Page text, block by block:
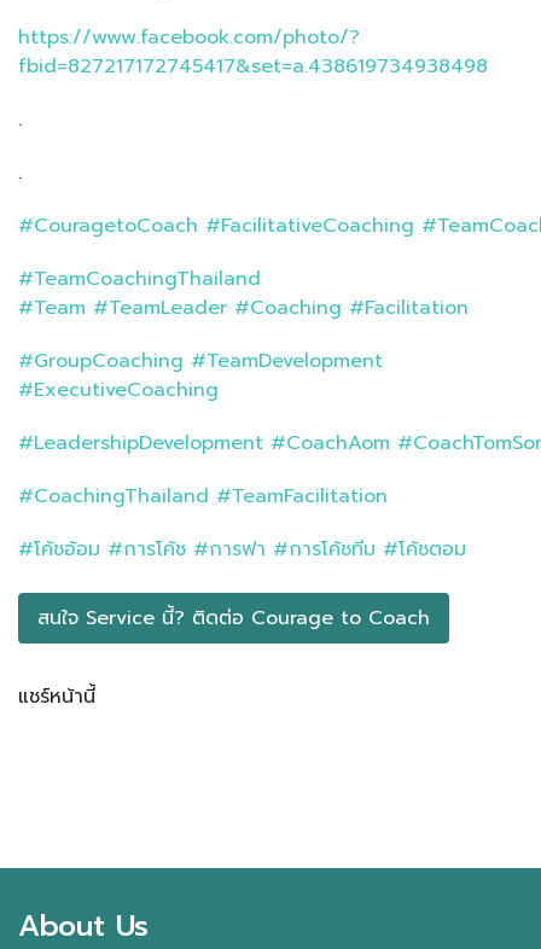
https://www.facebook.com/photo/?
fbid=827217172745417&set=a.438619734938498
.
.
#CouragetoCoach #FacilitativeCoaching
#TeamCoachingThailand
#Team #TeamLeader #Coaching #Facilitation
#GroupCoaching #TeamDevelopment
#ExecutiveCoaching
#LeadershipDevelopment #CoachAom
#CoachingThailand #TeamFacilitation
#โค้ชอ้อม #การโค้ช #การฟา #การโค้ชทีม #โค้ชตอม
สนใจ Service นี้? ติดต่อ​ Courage to Coach
แชร์หน้านี้
About Us